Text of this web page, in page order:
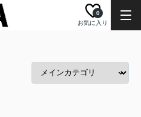
お気に入り
0